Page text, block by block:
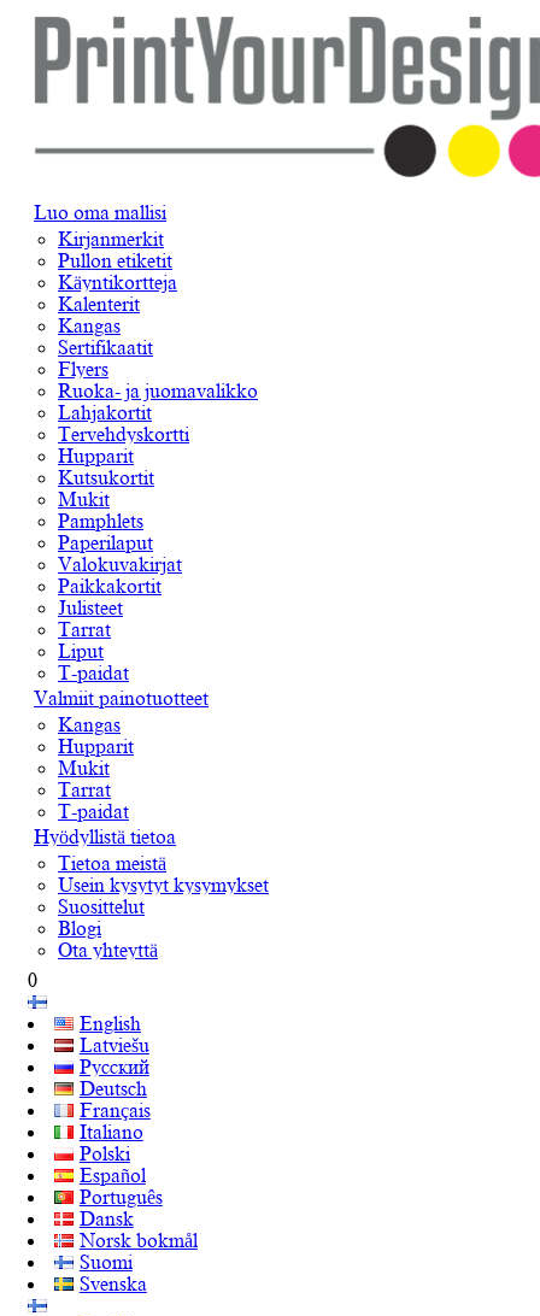
Luo oma mallisi
Kirjanmerkit
Pullon etiketit
Käyntikortteja
Kalenterit
Kangas
Sertifikaatit
Flyers
Ruoka- ja juomavalikko
Lahjakortit
Tervehdyskortti
Hupparit
Kutsukortit
Mukit
Pamphlets
Paperilaput
Valokuvakirjat
Paikkakortit
Julisteet
Tarrat
Liput
T-paidat
Valmiit painotuotteet
Kangas
Hupparit
Mukit
Tarrat
T-paidat
Hyödyllistä tietoa
Tietoa meistä
Usein kysytyt kysymykset
Suosittelut
Blogi
Ota yhteyttä
0
English
Latviešu
Русский
Deutsch
Français
Italiano
Polski
Español
Português
Dansk
Norsk bokmål
Suomi
Svenska